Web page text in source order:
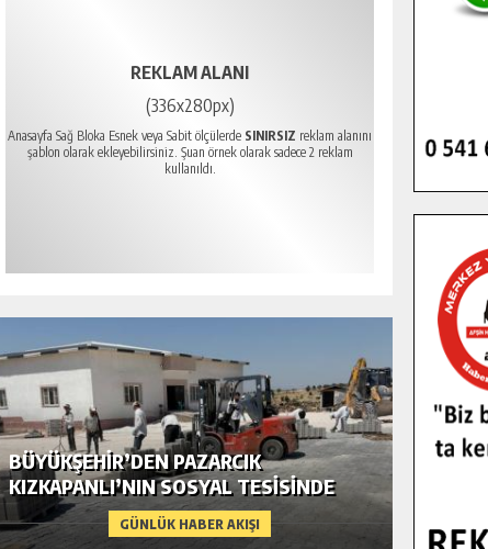
REKLAM ALANI
(336x280px)
Anasayfa Sağ Bloka Esnek veya Sabit ölçülerde SINIRSIZ reklam alanını
şablon olarak ekleyebilirsiniz. Şuan örnek olarak sadece 2 reklam
kullanıldı.
GÜNLÜK HABER AKIŞI
BÜYÜKŞEHIR’DEN PAZARCIK
KIZKAPANLI’NIN SOSYAL TESISINDE
ÇEVRE DÜZENLEMESI.